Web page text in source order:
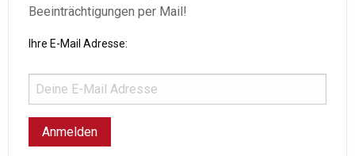
Beeinträchtigungen per Mail!
Ihre E-Mail Adresse: